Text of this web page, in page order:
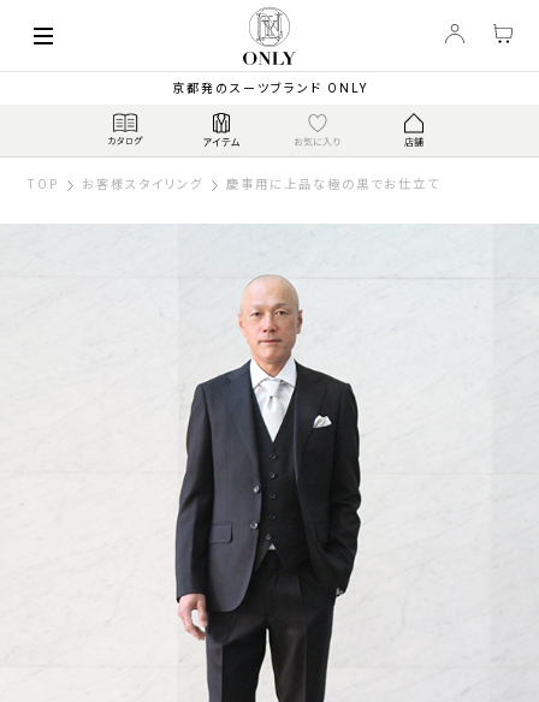
京都発のスーツブランド ONLY
TOP お客様スタイリング 慶事用に上品な極の黒でお仕立て